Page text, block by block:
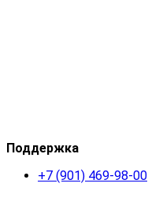
Поддержка
+7 (901) 469-98-00